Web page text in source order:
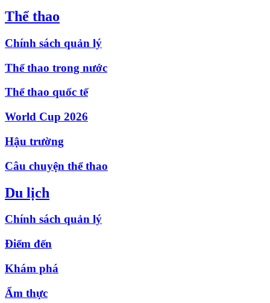
Thể thao
Chính sách quản lý
Thể thao trong nước
Thể thao quốc tế
World Cup 2026
Hậu trường
Câu chuyện thể thao
Du lịch
Chính sách quản lý
Điểm đến
Khám phá
Ẩm thực